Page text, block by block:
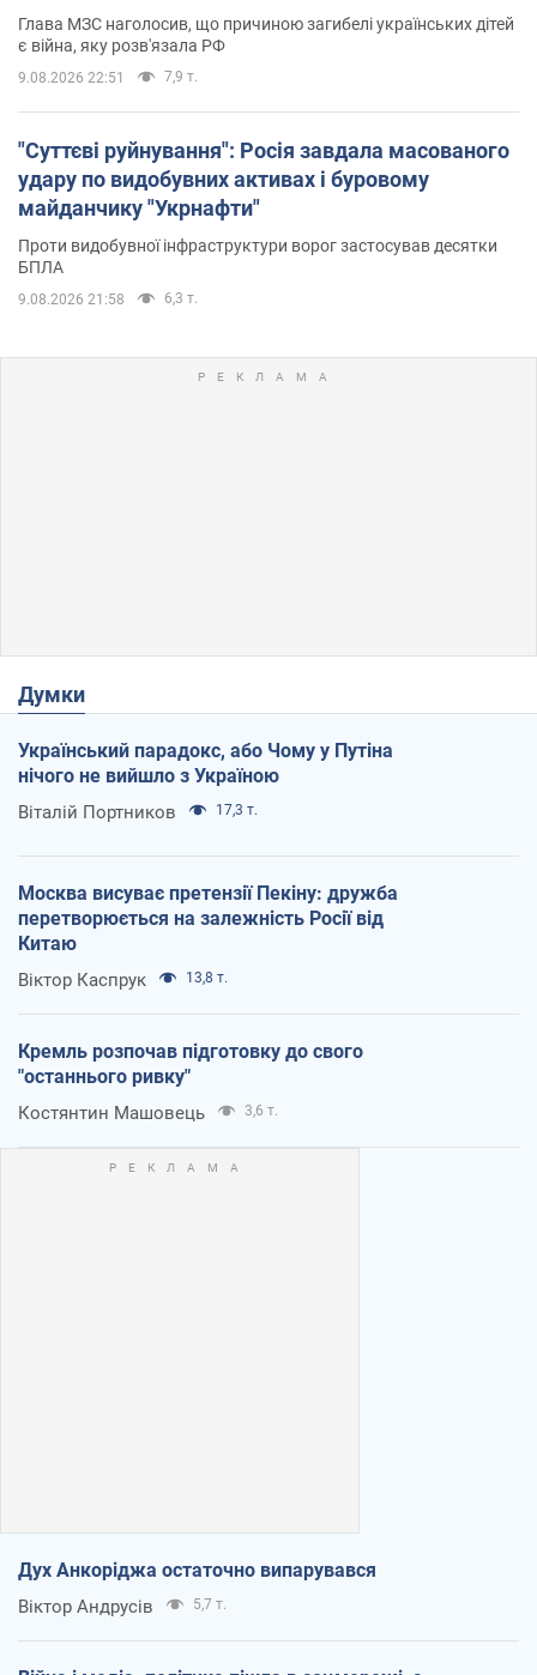
Глава МЗС наголосив, що причиною загибелі українських дітей
є війна, яку розв'язала РФ
9.08.2026 22:51 7,9 т.
"Суттєві руйнування": Росія завдала масованого
удару по видобувних активах і буровому
майданчику "Укрнафти"
Проти видобувної інфраструктури ворог застосував десятки
БПЛА
9.08.2026 21:58 6,3 т.
Думки
Український парадокс, або Чому у Путіна
нічого не вийшло з Україною
Віталій Портников 17,3 т.
Москва висуває претензії Пекіну: дружба
перетворюється на залежність Росії від
Китаю
Віктор Каспрук 13,8 т.
Кремль розпочав підготовку до свого
"останнього ривку"
Костянтин Машовець 3,6 т.
Дух Анкоріджа остаточно випарувався
Віктор Андрусів 5,7 т.